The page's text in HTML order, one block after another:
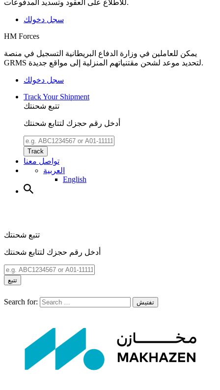
للاطلاع على العقود وتسديد المدفوعات.
سجل دخولك
HM Forces
يمكن للعاملين في وزارة الدفاع البريطانية التسجيل في منصة
GRMS لتحديد موعد لشحن مقتنياتهم المنزلية إلى مواقع جديدة.
سجل دخولك
Track Your Shipment
تتبع شحنتك
أدخل رقم حجزك لتتابع شحنتك
Track
تواصل معنا
العربية
English
تتبع شحنتك
أدخل رقم حجزك لتتابع شحنتك
تتبع
Search for: تفتيش